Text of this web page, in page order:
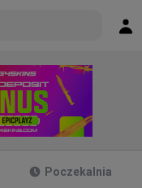
Poczekalnia